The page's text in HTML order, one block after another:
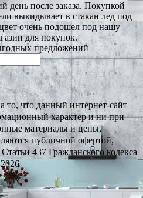
день после заказа. Покупкой
выкидывает в стакан лед под
очень подошел под нашу
для покупок.
предложений
что данный интернет-сайт
характер и ни при
материалы и цены,
публичной офертой,
437 Гражданского кодекса